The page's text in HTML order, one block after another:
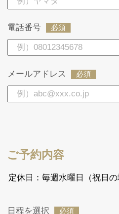
電話番号 必須
メールアドレス 必須
ご予約内容
定休日：毎週水曜日（祝日
日程を選択 必須